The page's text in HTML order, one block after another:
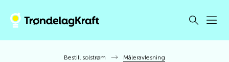
Bestill solstrøm Måleravlesning